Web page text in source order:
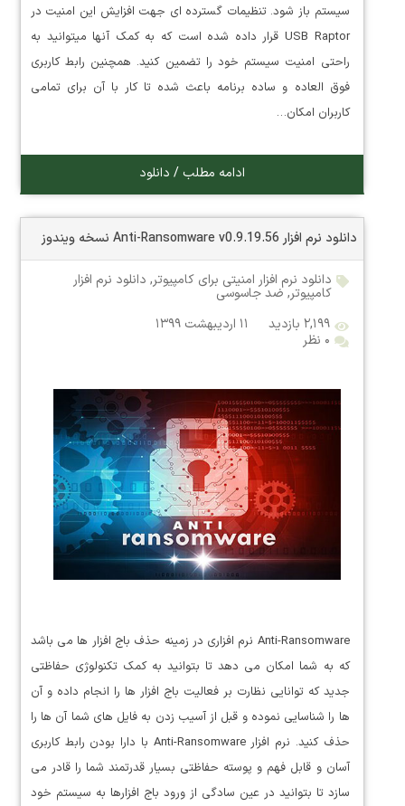
سیستم باز شود. تنظیمات گسترده ای جهت افزایش این امنیت در
USB Raptor قرار داده شده است که به کمک آنها میتوانید به
راحتی امنیت سیستم خود را تضمین کنید. همچنین رابط کاربری
فوق العاده و ساده برنامه باعث شده تا کار با آن برای تمامی
کاربران امکان…
ادامه مطلب / دانلود
دانلود نرم افزار Anti-Ransomware v0.9.19.56 نسخه ویندوز
دانلود نرم افزار امنیتی برای کامپیوتر, دانلود نرم افزار
کامپیوتر,ضد جاسوسی
۲,۱۹۹ بازدید
۱۱ اردیبهشت ۱۳۹۹
۰ نظر
Anti-Ransomware نرم افزاری در زمینه حذف باج افزار ها می باشد
که به شما امکان می دهد تا بتوانید به کمک تکنولوژی حفاظتی
جدید که توانایی نظارت بر فعالیت باج افزار ها را انجام داده و آن
ها را شناسایی نموده و قبل از آسیب زدن به فایل های شما آن ها را
حذف کنید. نرم افزار Anti-Ransomware با دارا بودن رابط کاربری
آسان و قابل فهم و پوسته حفاظتی بسیار قدرتمند شما را قادر می
سازد تا بتوانید در عین سادگی از ورود باج افزارها به سیستم خود